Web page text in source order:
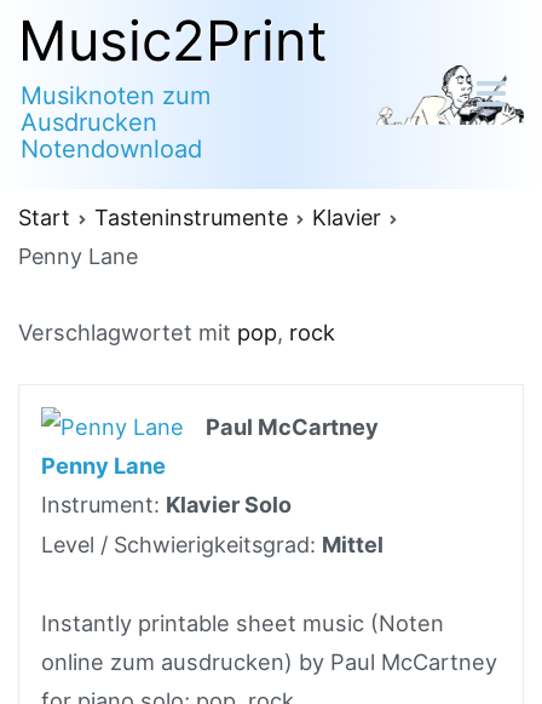
Zum
Inhalt
springen
Music2Print
Musiknoten zum
Ausdrucken
Notendownload
Start Tasteninstrumente
Klavier
Penny Lane
Verschlagwortet mit pop, rock
Paul McCartney
Penny Lane
Instrument: Klavier Solo
Level / Schwierigkeitsgrad: Mittel
Instantly printable sheet music (Noten
online zum ausdrucken) by Paul McCartney